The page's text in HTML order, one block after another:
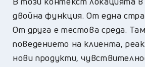
двойна функция. От една
От друга е тестова среда.
поведението на клиента,
нови продукти,